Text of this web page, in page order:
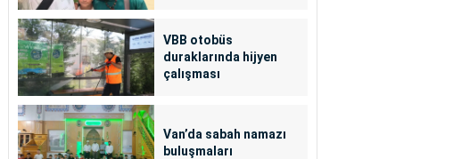
VBB otobüs
duraklarında hijyen
çalışması
Van’da sabah namazı
buluşmaları